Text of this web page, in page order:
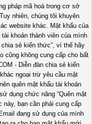
pháp mã hoá trong cơ sở
nhiên, chúng tôi khuyên
website khác. Mật khẩu của
khoản thành viên của mình
chia sẻ kiến thức”, vì thế hãy
cũng không cung cấp cho bất
- Diễn đàn chia sẻ kiến
ngoại trừ yêu cầu mật
quên mật khẩu tài khoản
dụng chức năng “Quên mật
này, bạn cần phải cung cấp
đang sử dụng của mình